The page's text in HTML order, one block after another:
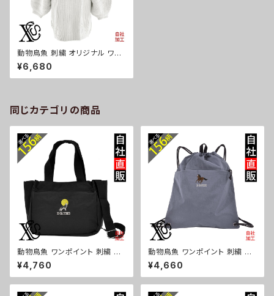
動物鳥魚 刺繍 オリジナル ワン
ポイント ふんわり バルーン袖
ゆる ニット レディース トップス
セーター 長袖 大きいサイズ 雑
06-s
¥6,680
同じカテゴリの商品
動物鳥魚 ワンポイント 刺繍 ト
ート ショルダーバッグ カジュア
ル 軽量 レディース メンズ 雑貨
グッズ 自社ブランド 柄 馬 豚 魚
¥4,760
動物鳥魚 ワンポイント 刺繍 撥
水 ナイロン ナップサック メンズ
大容量 ジム サブバッグ レディー
ス 雑貨 グッズ 自社ブランド 柄
¥4,660